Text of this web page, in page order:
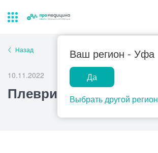
Ваш регион - Уфа
Да
Выбрать другой регион
Лабораторная
диагностика
ПроМедицина
онлайн
Закрыть поиск
Популярные запросы
Прием врача-гинеколога
Назад
10.11.2022
Плеврит